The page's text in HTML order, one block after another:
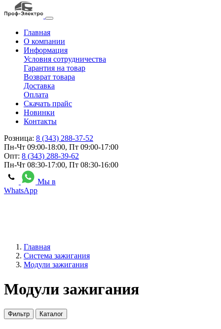
Главная
О компании
Информация
Условия сотрудничества
Гарантия на товар
Возврат товара
Доставка
Оплата
Скачать прайс
Новинки
Контакты
Розница: 8 (343) 288-37-52
Пн-Чт 09:00-18:00, Пт 09:00-17:00
Опт: 8 (343) 288-39-62
Пн-Чт 08:30-17:00, Пт 08:30-16:00
Мы в
WhatsApp
Главная
Система зажигания
Модули зажигания
Модули зажигания
Фильтр Каталог